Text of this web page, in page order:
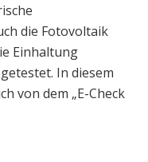
die Fotovoltaik
Einhaltung
In diesem
von dem „E-Check